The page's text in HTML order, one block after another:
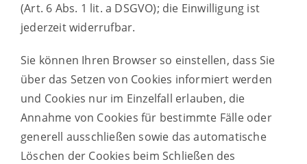
(Art. 6 Abs. 1 lit. a DSGVO); die Einwilligung ist
jederzeit widerrufbar.
Sie können Ihren Browser so einstellen, dass Sie
über das Setzen von Cookies informiert werden
und Cookies nur im Einzelfall erlauben, die
Annahme von Cookies für bestimmte Fälle oder
generell ausschließen sowie das automatische
Löschen der Cookies beim Schließen des